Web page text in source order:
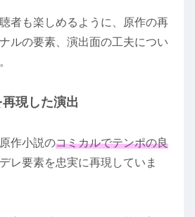
者も楽しめるように、原作の再
ルの要素、演出面の工夫につい
現した演出
作小説のコミカルでテンポの良
レ要素を忠実に再現していま